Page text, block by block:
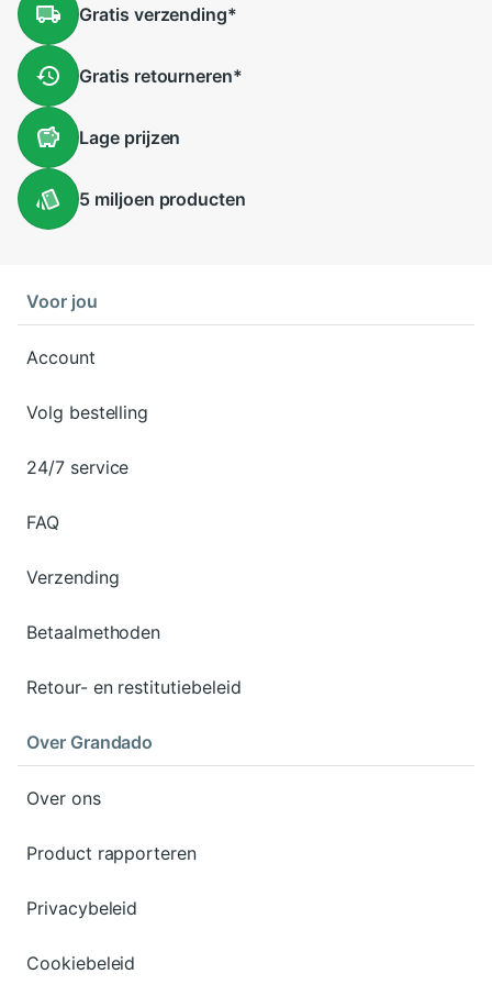
Gratis verzending*
Gratis retourneren*
Lageprijzen
5 miljoen producten
Voor jou
Account
Volg bestelling
24/7 service
FAQ
Verzending
Betaalmethoden
Retour- en restitutiebeleid
Over Grandado
Over ons
Product rapporteren
Privacybeleid
Cookiebeleid